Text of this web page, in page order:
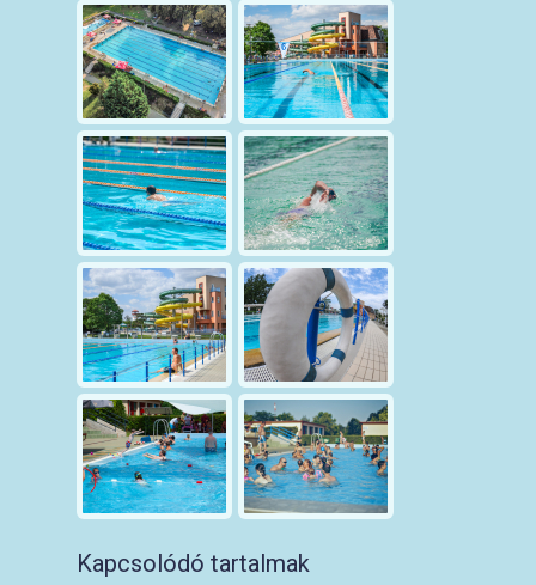
Kapcsolódó tartalmak